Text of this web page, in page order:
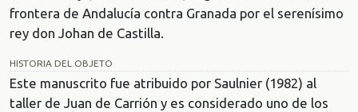
frontera de Andalucía contra Granada por el serenísimo
rey don Johan de Castilla.
HISTORIA DEL OBJETO
Este manuscrito fue atribuido por Saulnier (1982) al
taller de Juan de Carrión y es considerado uno de los